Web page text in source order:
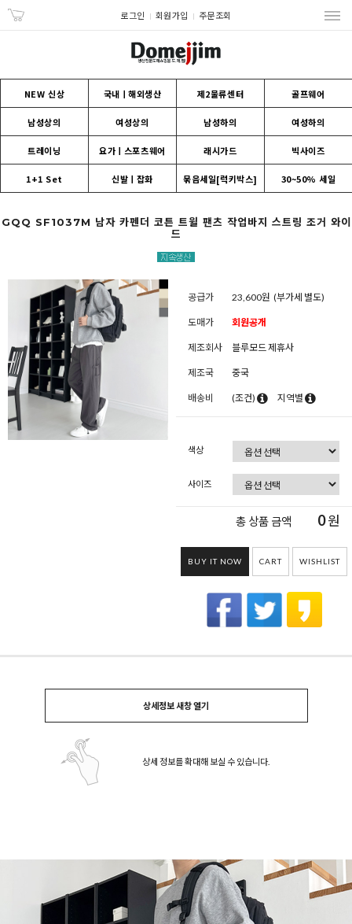
로그인 회원가입 주문조회
NEW 신상 국내ㅣ해외생산 제2물류센터 골프웨어
남성상의 여성상의 남성하의 여성하의
트레이닝 요가ㅣ스포츠웨어 래시가드 빅사이즈
1+1 Set 신발ㅣ잡화 묶음세일[럭키박스] 30~50% 세일
GQQ SF1037M 남자 카펜더 코튼 트윌 팬츠 작업바지 스트링 조거 와이
드
공급가 23,600원 (부가세 별도)
도매가 회원공개
제조회사 블루모드 제휴사
제조국 중국
배송비 (조건) 지역별
색상
사이즈
총 상품 금액 0원
BUY IT NOW CART WISHLIST
상세정보 새창 열기
상세 정보를 확대해 보실 수 있습니다.